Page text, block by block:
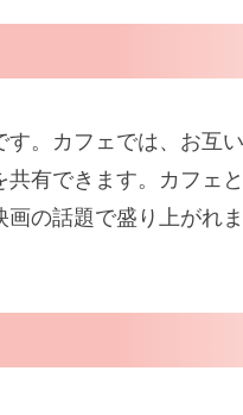
。カフェでは、お互
有できます。カフェ
の話題で盛り上がれ